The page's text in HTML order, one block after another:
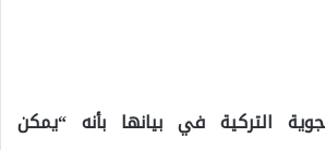
التركية في بيانها بأنه “يمكن